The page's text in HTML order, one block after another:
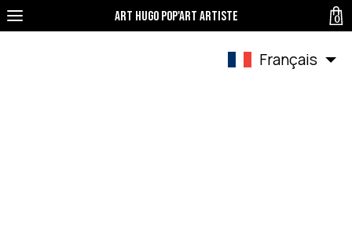
Art Hugo pop'art Artiste
Français
0